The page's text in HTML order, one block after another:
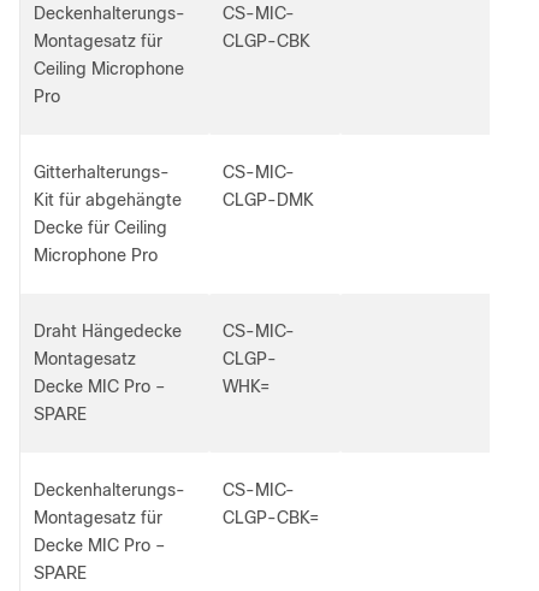
Deckenhalterungs-
Montagesatz für
Ceiling Microphone
Pro
CS-MIC-
CLGP-CBK
Gitterhalterungs-
Kit für abgehängte
Decke für Ceiling
Microphone Pro
CS-MIC-
CLGP-DMK
Draht Hängedecke
Montagesatz
Decke MIC Pro –
SPARE
CS-MIC-
CLGP-
WHK=
Deckenhalterungs-
Montagesatz für
Decke MIC Pro –
SPARE
CS-MIC-
CLGP-CBK=